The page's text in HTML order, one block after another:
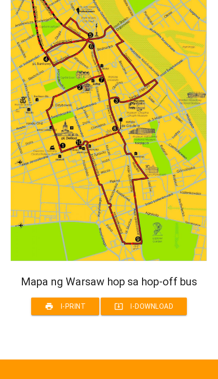
Mapa ng Warsaw hop sa hop-off bus
print I-PRINT system_update_alt I-DOWNLOAD